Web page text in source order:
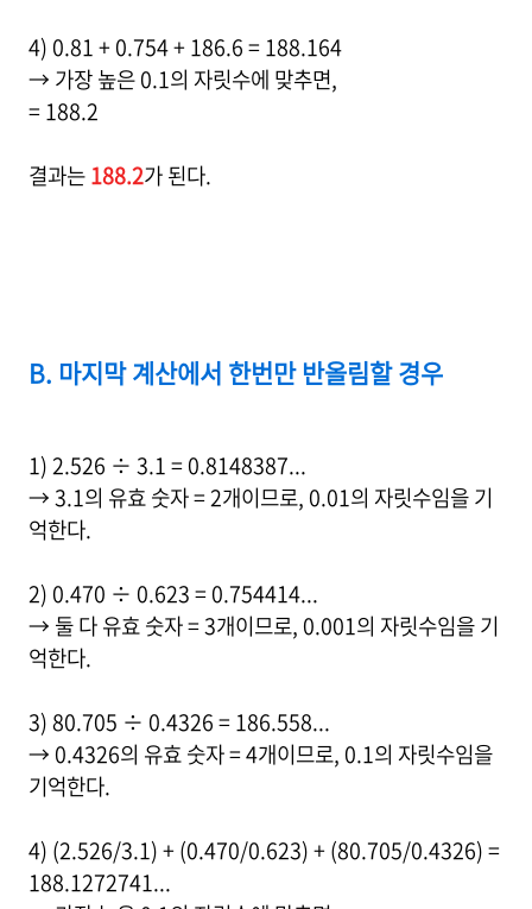
4) 0.81 + 0.754 + 186.6 = 188.164
→ 가장 높은 0.1의 자릿수에 맞추면,
= 188.2
결과는188.2가 된다.
B. 마지막 계산에서 한번만 반올림할 경우
1) 2.526 ÷ 3.1 = 0.8148387...
→ 3.1의 유효 숫자 = 2개이므로, 0.01의 자릿수임을 기
억한다.
2) 0.470 ÷ 0.623 = 0.754414...
→ 둘 다 유효 숫자 = 3개이므로, 0.001의 자릿수임을 기
억한다.
3) 80.705 ÷ 0.4326 = 186.558...
→ 0.4326의 유효 숫자 = 4개이므로, 0.1의 자릿수임을
기억한다.
4) (2.526/3.1) + (0.470/0.623) + (80.705/0.4326) =
188.1272741...